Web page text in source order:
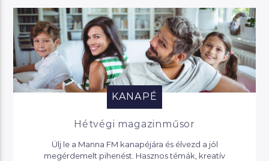
KANAPÉ
Hétvégi magazinműsor
Ülj le a Manna FM kanapéjára és élvezd a jól
megérdemelt pihenést. Hasznos témák, kreatív